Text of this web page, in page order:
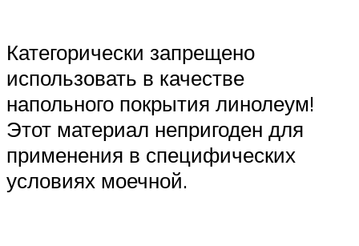
Категорически запрещено
использовать в качестве
напольного покрытия линолеум!
Этот материал непригоден для
применения в специфических
условиях моечной.